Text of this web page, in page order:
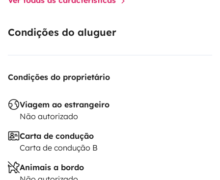
Condições do aluguer
Condições do proprietário
Viagem ao estrangeiro
Não autorizado
Carta de condução
Carta de condução B
Animais a bordo